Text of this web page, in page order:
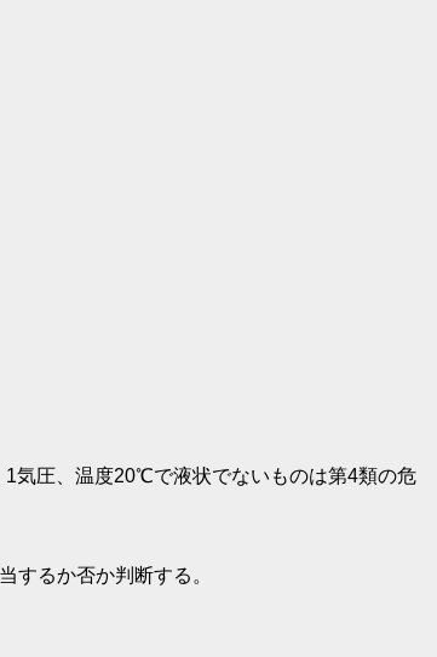
気圧、温度20℃で液状でないものは第4類の危
るか否か判断する。